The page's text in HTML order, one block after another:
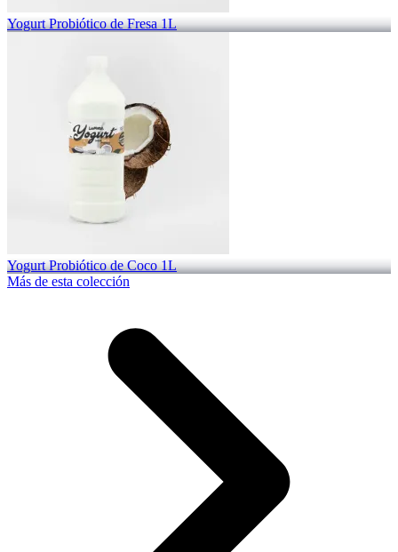
Yogurt Probiótico de Fresa 1L
Yogurt Probiótico de Coco 1L
Más de esta colección